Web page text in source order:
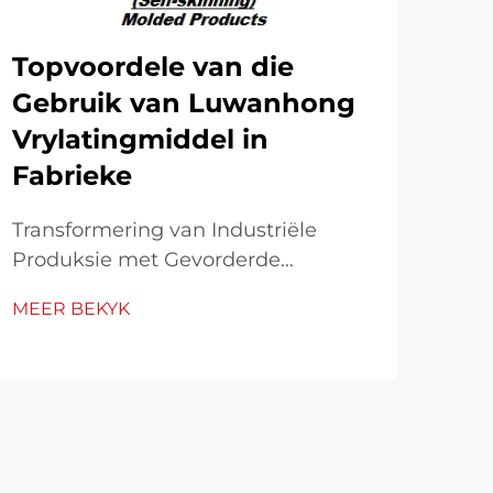
Topvoordele van die
Gebruik van Luwanhong
Vrylatingmiddel in
Fabrieke
Transformering van Industriële
Produksie met Gevorderde
vervaardigingsbedryf soek
MEER BEKYK